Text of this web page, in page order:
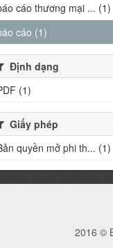
cáo thương mại ... (1)
cáo (1)
Định dạng
(1)
Giấy phép
quyền mở phi th... (1)
2016 ©